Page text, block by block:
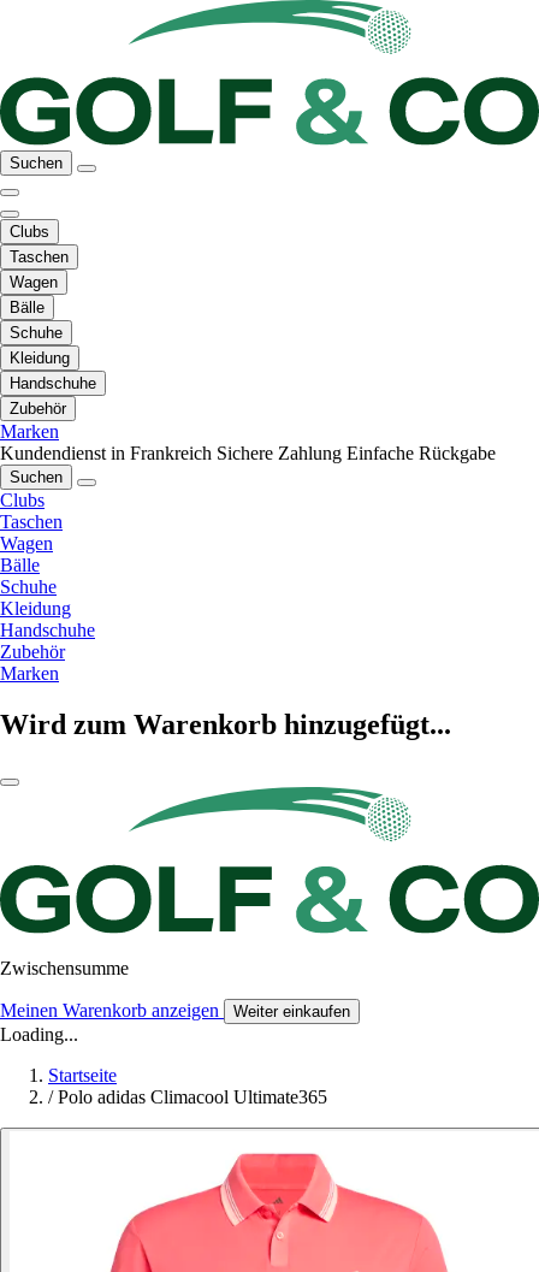
Suchen
Clubs
Taschen
Wagen
Bälle
Schuhe
Kleidung
Handschuhe
Zubehör
Marken
Kundendienst in Frankreich Sichere Zahlung Einfache Rückgabe
Suchen
Clubs
Taschen
Wagen
Bälle
Schuhe
Kleidung
Handschuhe
Zubehör
Marken
Wird zum Warenkorb hinzugefügt...
Zwischensumme
Meinen Warenkorb anzeigen Weiter einkaufen
Loading...
Startseite
/ Polo adidas Climacool Ultimate365